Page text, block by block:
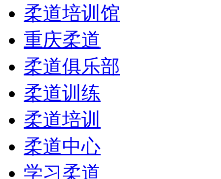
柔道培训馆
重庆柔道
柔道俱乐部
柔道训练
柔道培训
柔道中心
学习柔道